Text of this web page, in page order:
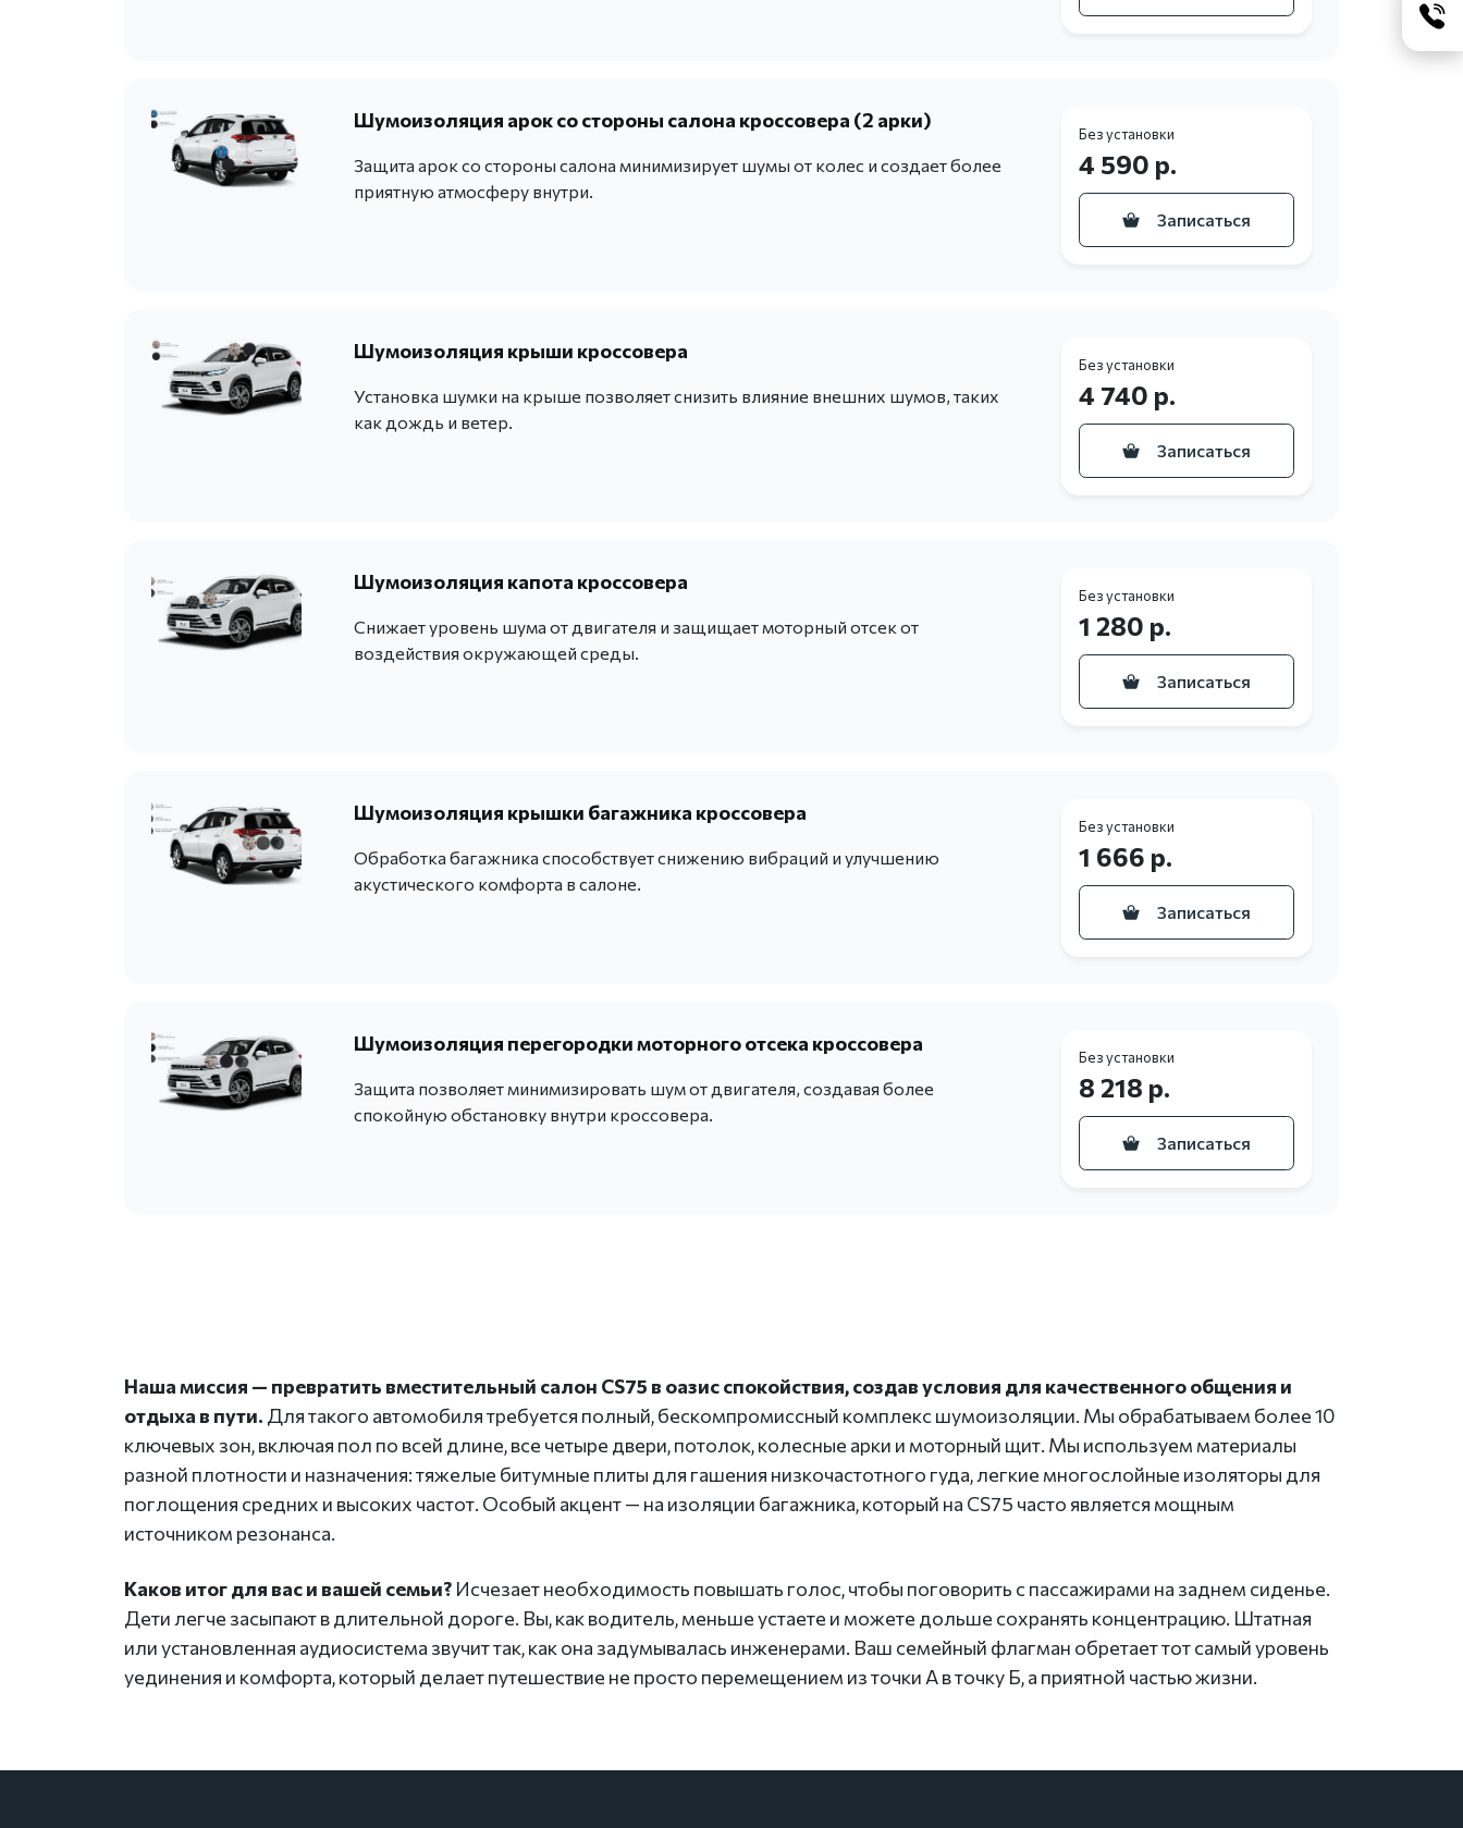
Шумоизоляция арок со стороны салона кроссовера (2 арки)
Защита арок со стороны салона минимизирует шумы от колес и создает более
приятную атмосферу внутри.
Без установки
4 590 р.
Записаться
Шумоизоляция крыши кроссовера
Установка шумки на крыше позволяет снизить влияние внешних шумов, таких
как дождь и ветер.
Без установки
4 740 р.
Записаться
Шумоизоляция капота кроссовера
Снижает уровень шума от двигателя и защищает моторный отсек от
воздействия окружающей среды.
Без установки
1 280 р.
Записаться
Шумоизоляция крышки багажника кроссовера
Обработка багажника способствует снижению вибраций и улучшению
акустического комфорта в салоне.
Без установки
1 666 р.
Записаться
Шумоизоляция перегородки моторного отсека кроссовера
Защита позволяет минимизировать шум от двигателя, создавая более
спокойную обстановку внутри кроссовера.
Без установки
8 218 р.
Записаться
Наша миссия — превратить вместительный салон CS75 в оазис спокойствия, создав условия для качественного общения и
отдыха в пути. Для такого автомобиля требуется полный, бескомпромиссный комплекс шумоизоляции. Мы обрабатываем более 10
ключевых зон, включая пол по всей длине, все четыре двери, потолок, колесные арки и моторный щит. Мы используем материалы
разной плотности и назначения: тяжелые битумные плиты для гашения низкочастотного гуда, легкие многослойные изоляторы для
поглощения средних и высоких частот. Особый акцент — на изоляции багажника, который на CS75 часто является мощным
источником резонанса.
Каков итог для вас и вашей семьи? Исчезает необходимость повышать голос, чтобы поговорить с пассажирами на заднем сиденье.
Дети легче засыпают в длительной дороге. Вы, как водитель, меньше устаете и можете дольше сохранять концентрацию. Штатная
или установленная аудиосистема звучит так, как она задумывалась инженерами. Ваш семейный флагман обретает тот самый уровень
уединения и комфорта, который делает путешествие не просто перемещением из точки А в точку Б, а приятной частью жизни.